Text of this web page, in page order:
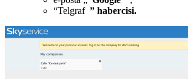
“Telgraf ” habercisi.